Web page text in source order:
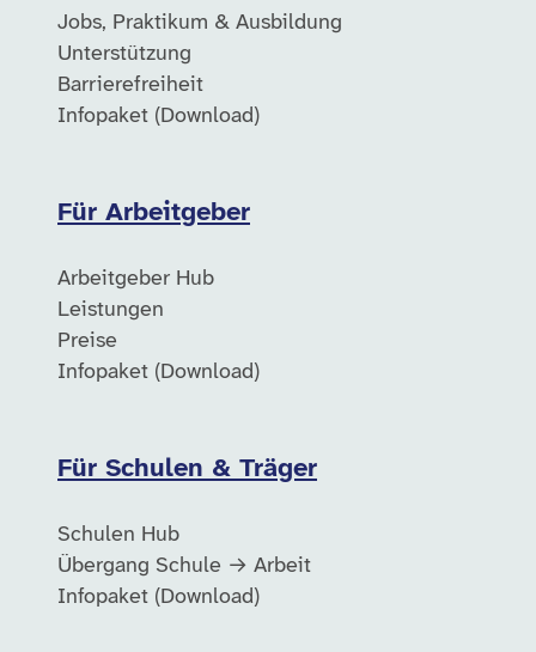
Jobs, Praktikum & Ausbildung
Unterstützung
Barrierefreiheit
Infopaket (Download)
Für Arbeitgeber
Arbeitgeber Hub
Leistungen
Preise
Infopaket (Download)
Für Schulen & Träger
Schulen Hub
Übergang Schule → Arbeit
Infopaket (Download)